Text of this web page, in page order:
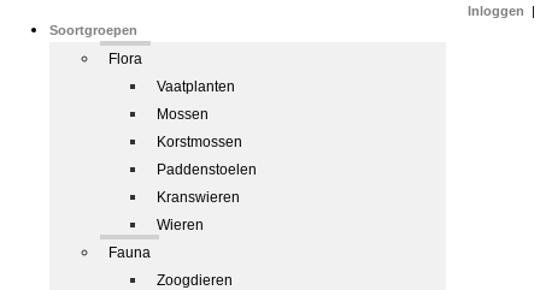
Soortgroepen
Flora
Vaatplanten
Mossen
Korstmossen
Paddenstoelen
Kranswieren
Wieren
Fauna
Zoogdieren
Inloggen |